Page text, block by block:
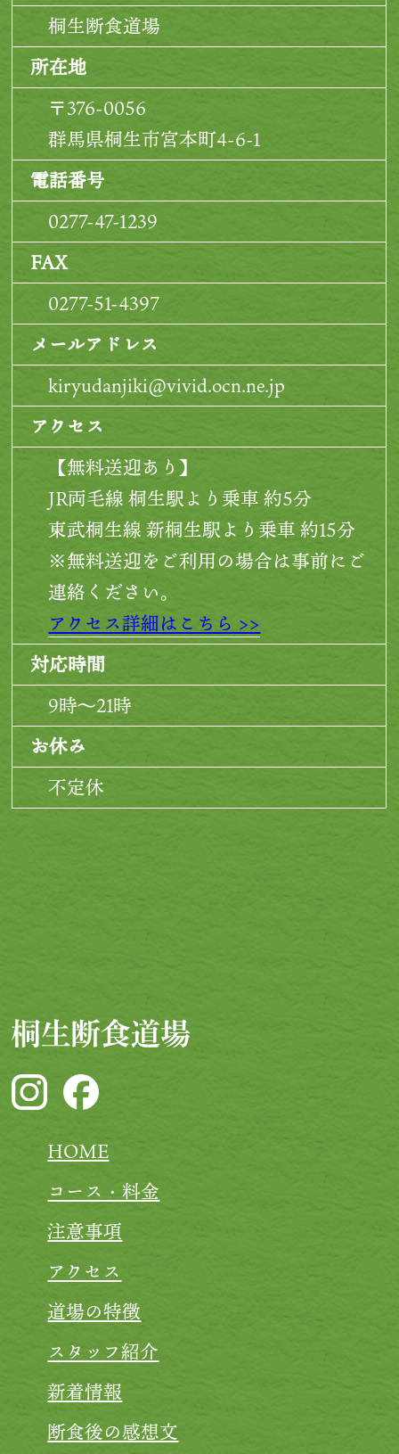
桐生断食道場
所在地
〒376-0056
群馬県桐生市宮本町4-6-1
電話番号
0277-47-1239
FAX
0277-51-4397
メールアドレス
kiryudanjiki@vivid.ocn.ne.jp
アクセス
【無料送迎あり】
JR両毛線 桐生駅より乗車 約5分
東武桐生線 新桐生駅より乗車 約15分
※無料送迎をご利用の場合は事前にご
連絡ください。
アクセス詳細はこちら >>
対応時間
9時～21時
お休み
不定休
HOME
コース・料金
注意事項
アクセス
道場の特徴
スタッフ紹介
新着情報
断食後の感想文